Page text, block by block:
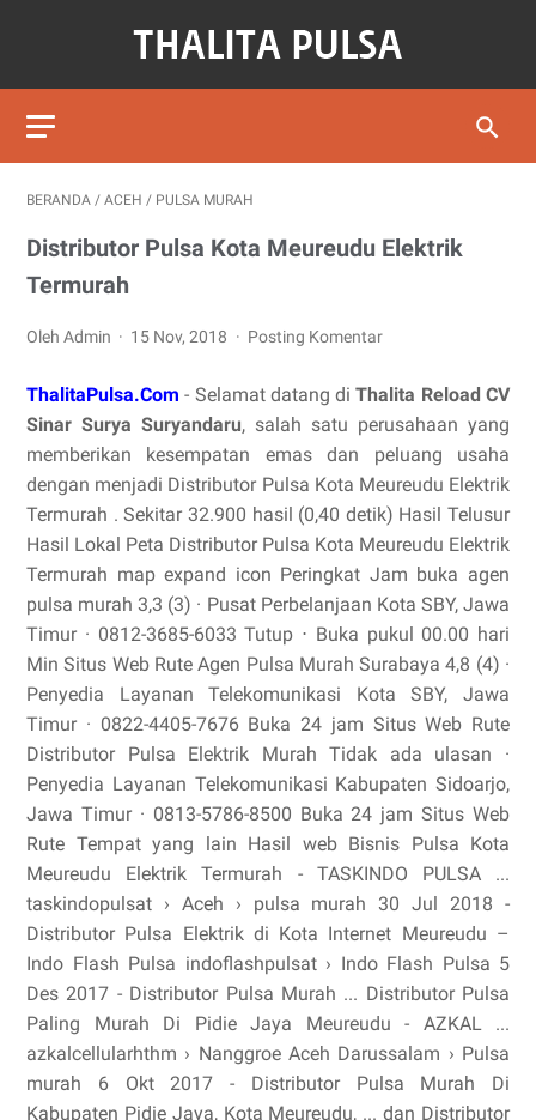
BERANDA / ACEH / PULSA MURAH
Distributor Pulsa Kota Meureudu Elektrik
Termurah
Oleh Admin 15 Nov, 2018 Posting Komentar
ThalitaPulsa.Com - Selamat datang diThalita Reload CV
Sinar Surya Suryandaru, salah satu perusahaan yang
memberikan kesempatan emas dan peluang usaha
dengan menjadi Distributor Pulsa Kota Meureudu Elektrik
Termurah . Sekitar 32.900 hasil (0,40 detik) Hasil Telusur
Hasil Lokal Peta Distributor Pulsa Kota Meureudu Elektrik
Termurah map expand icon Peringkat Jam buka agen
pulsa murah 3,3 (3) · Pusat Perbelanjaan Kota SBY, Jawa
Timur · 0812-3685-6033 Tutup ⋅ Buka pukul 00.00 hari
Min Situs Web Rute Agen Pulsa Murah Surabaya 4,8 (4) ·
Penyedia Layanan Telekomunikasi Kota SBY, Jawa
Timur · 0822-4405-7676 Buka 24 jam Situs Web Rute
Distributor Pulsa Elektrik Murah Tidak ada ulasan ·
Penyedia Layanan Telekomunikasi Kabupaten Sidoarjo,
Jawa Timur · 0813-5786-8500 Buka 24 jam Situs Web
Rute Tempat yang lain Hasil web Bisnis Pulsa Kota
Meureudu Elektrik Termurah - TASKINDO PULSA ...
taskindopulsat › Aceh › pulsa murah 30 Jul 2018 -
Distributor Pulsa Elektrik di Kota Internet Meureudu –
Indo Flash Pulsa indoflashpulsat › Indo Flash Pulsa 5
Des 2017 - Distributor Pulsa Murah ... Distributor Pulsa
Paling Murah Di Pidie Jaya Meureudu - AZKAL ...
azkalcellularhthm › Nanggroe Aceh Darussalam › Pulsa
murah 6 Okt 2017 - Distributor Pulsa Murah Di
Kabupaten Pidie Jaya, Kota Meureudu, ... dan Distributor